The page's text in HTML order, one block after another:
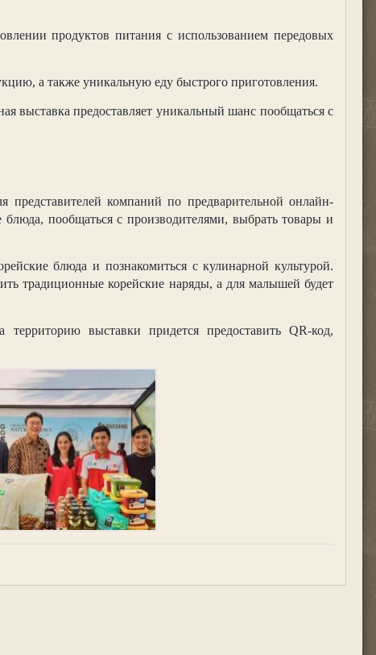
продуктов питания с использованием передовых
а также уникальную еду быстрого приготовления.
выставка предоставляет уникальный шанс пообщаться с
компаний по предварительной онлайн-
пообщаться с производителями, выбрать товары и
блюда и познакомиться с кулинарной культурой.
традиционные корейские наряды, а для малышей будет
выставки придется предоставить QR-код,